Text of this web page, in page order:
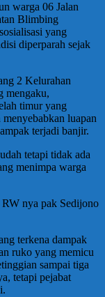
warga 06 Jalan
Blimbing
yang
diperparah sejak
2 Kelurahan
mengaku,
timur yang
luapan
terjadi banjir.
tetapi tidak ada
menimpa warga
RW nya pak Sedijono
terkena dampak
ruko yang memicu
sampai tiga
tetapi pejabat